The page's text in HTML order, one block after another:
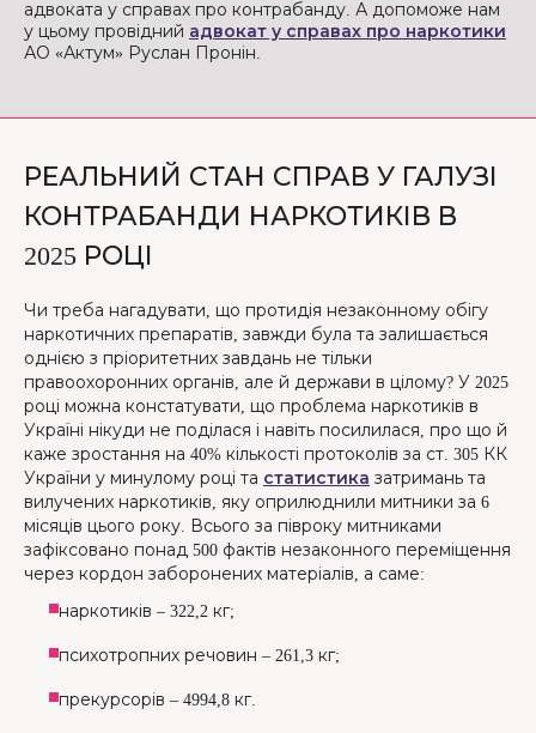
адвоката у справах про контрабанду. А допоможе нам
у цьому провідний адвокат у справах про наркотики
АО «Актум» Руслан Пронін.
РЕАЛЬНИЙ СТАН СПРАВ У ГАЛУЗІ
КОНТРАБАНДИ НАРКОТИКІВ В
2025 РОЦІ
Чи треба нагадувати, що протидія незаконному обігу
наркотичних препаратів, завжди була та залишається
однією з пріоритетних завдань не тільки
правоохоронних органів, але й держави в цілому? У 2025
році можна констатувати, що проблема наркотиків в
Україні нікуди не поділася і навіть посилилася, про що й
каже зростання на 40% кількості протоколів за ст. 305 КК
України у минулому році та статистика затримань та
вилучених наркотиків, яку оприлюднили митники за 6
місяців цього року. Всього за півроку митниками
зафіксовано понад 500 фактів незаконного переміщення
через кордон заборонених матеріалів, а саме:
наркотиків – 322,2 кг;
психотропних речовин – 261,3 кг;
прекурсорів – 4994,8 кг.